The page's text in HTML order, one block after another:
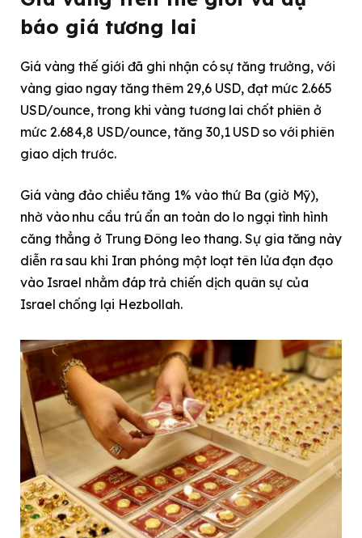
báo giá tương lai
Giá vàng thế giới đã ghi nhận có sự tăng trưởng, với
vàng giao ngay tăng thêm 29,6 USD, đạt mức 2.665
USD/ounce, trong khi vàng tương lai chốt phiên ở
mức 2.684,8 USD/ounce, tăng 30,1 USD so với phiên
giao dịch trước.
Giá vàng đảo chiều tăng 1% vào thứ Ba (giờ Mỹ),
nhờ vào nhu cầu trú ẩn an toàn do lo ngại tình hình
căng thẳng ở Trung Đông leo thang. Sự gia tăng này
diễn ra sau khi Iran phóng một loạt tên lửa đạn đạo
vào Israel nhằm đáp trả chiến dịch quân sự của
Israel chống lại Hezbollah.